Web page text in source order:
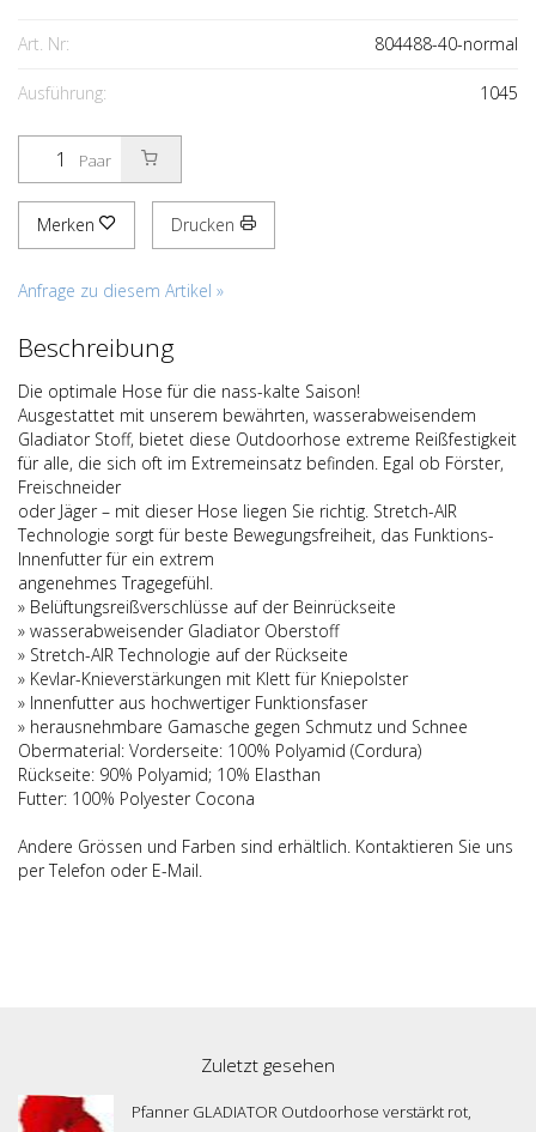
Art. Nr: 804488-40-normal
Ausführung: 1045
Paar
Merken Drucken
Anfrage zu diesem Artikel »
Beschreibung
Die optimale Hose für die nass-kalte Saison!
Ausgestattet mit unserem bewährten, wasserabweisendem
Gladiator Stoff, bietet diese Outdoorhose extreme Reißfestigkeit
für alle, die sich oft im Extremeinsatz befinden. Egal ob Förster,
Freischneider
oder Jäger – mit dieser Hose liegen Sie richtig. Stretch-AIR
Technologie sorgt für beste Bewegungsfreiheit, das Funktions-
Innenfutter für ein extrem
angenehmes Tragegefühl.
» Belüftungsreißverschlüsse auf der Beinrückseite
» wasserabweisender Gladiator Oberstoff
» Stretch-AIR Technologie auf der Rückseite
» Kevlar-Knieverstärkungen mit Klett für Kniepolster
» Innenfutter aus hochwertiger Funktionsfaser
» herausnehmbare Gamasche gegen Schmutz und Schnee
Obermaterial: Vorderseite: 100% Polyamid (Cordura)
Rückseite: 90% Polyamid; 10% Elasthan
Futter: 100% Polyester Cocona
Andere Grössen und Farben sind erhältlich. Kontaktieren Sie uns
per Telefon oder E-Mail.
Zuletzt gesehen
Pfanner GLADIATOR Outdoorhose verstärkt rot,